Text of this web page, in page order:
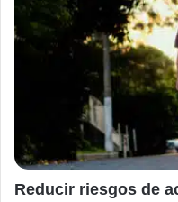
Reducir riesgos de